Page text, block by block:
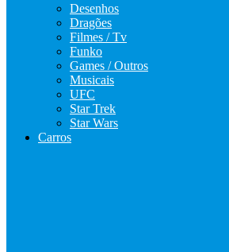
Desenhos
Dragões
Filmes / Tv
Funko
Games / Outros
Musicais
UFC
Star Trek
Star Wars
Carros